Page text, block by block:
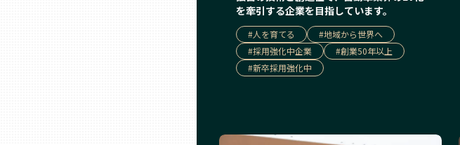
を牽引する企業を目指しています。
#人を育てる #地域から世界へ
#採用強化中企業 #創業50年以上
#新卒採用強化中